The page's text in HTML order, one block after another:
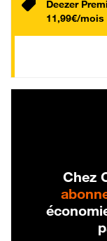
Deezer
11,99€/mois
Chez